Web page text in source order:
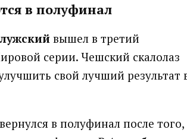
в полуфинал
вышел в третий
серии. Чешский скалолаз
свой лучший результат
в полуфинал после того,